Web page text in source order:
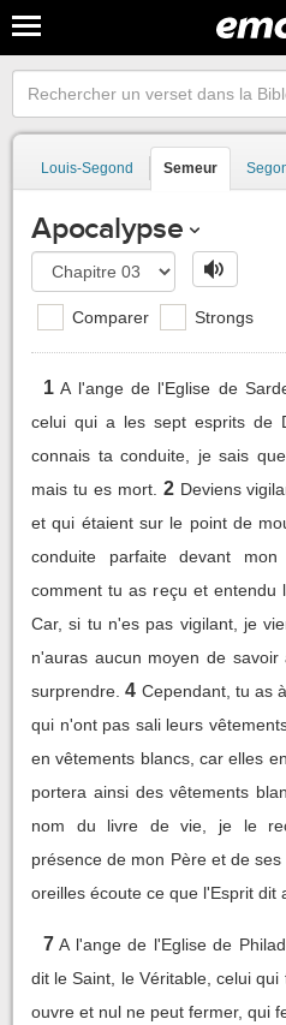
Louis-Segond Semeur
Apocalypse
Comparer Strongs
1 A l'ange de l'Eglise de
celui qui a les sept esprits de
connais ta conduite, je sais
mais tu es mort. 2 Deviens
et qui étaient sur le point de
conduite parfaite devant mon
comment tu as reçu et entendu
Car, si tu n'es pas vigilant, je
n'auras aucun moyen de
surprendre. 4 Cependant, tu as
qui n'ont pas sali leurs
en vêtements blancs, car elles
portera ainsi des vêtements
nom du livre de vie, je le
présence de mon Père et de ses
oreilles écoute ce que l'Esprit dit
7 A l'ange de l'Eglise de
dit le Saint, le Véritable, celui
ouvre et nul ne peut fermer, qui